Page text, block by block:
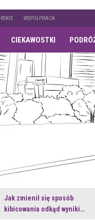
WSPÓŁPRACA
CIEKAWOSTKI
Jak zmienił się sposób
kibicowania odkąd wyniki…